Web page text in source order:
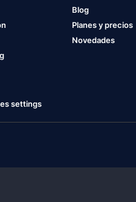
Blog
Planes y precios
Novedades
settings